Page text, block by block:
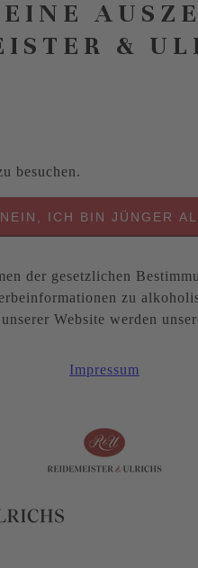
&
besuchen.
NEIN, ICH BIN JÜNGER
der gesetzlichen
zu
Website werden
Impressum